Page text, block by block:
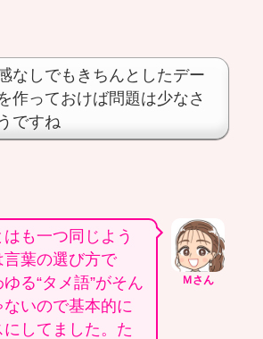
なしでもきちんとしたデー
作っておけば問題は少なさ
ですね
Ｍさん
も一つ同じよう
葉の選び方で
る“タメ語”がそん
いので基本的に
してました。た